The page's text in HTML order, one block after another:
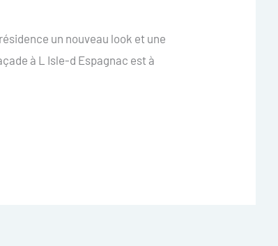
un nouveau look et une
à L Isle-d Espagnac est à